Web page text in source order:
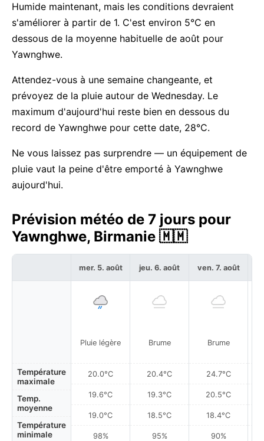
Humide maintenant, mais les conditions devraient
s'améliorer à partir de 1. C'est environ 5°C en
dessous de la moyenne habituelle de août pour
Yawnghwe.
Attendez-vous à une semaine changeante, et
prévoyez de la pluie autour de Wednesday. Le
maximum d'aujourd'hui reste bien en dessous du
record de Yawnghwe pour cette date, 28°C.
Ne vous laissez pas surprendre — un équipement de
pluie vaut la peine d'être emporté à Yawnghwe
aujourd'hui.
Prévision météo de 7 jours pour
Yawnghwe, Birmanie 🇲🇲
Température
maximale
Temp.
moyenne
Température
minimale
mer. 5. août
Pluie légère
20.0°C
19.6°C
19.0°C
98%
jeu. 6. août
Brume
20.4°C
19.3°C
18.5°C
95%
ven. 7. août
Brume
24.7°C
20.5°C
18.4°C
90%